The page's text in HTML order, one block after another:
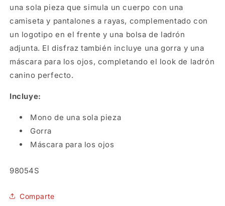
perro
perro
una sola pieza que simula un cuerpo con una
camiseta y pantalones a rayas, complementado con
un logotipo en el frente y una bolsa de ladrón
adjunta. El disfraz también incluye una gorra y una
máscara para los ojos, completando el look de ladrón
canino perfecto.
Incluye:
Mono de una sola pieza
Gorra
Máscara para los ojos
SKU:
98054S
Comparte